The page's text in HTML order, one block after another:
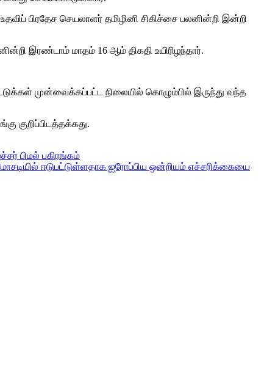
பிரதேச செயலாளர் தமிழினி சிகிச்சை பலனின்றி இன்றி
இரண்டாம் மாதம் 16 ஆம் திகதி உயிரிழந்தார்.
முன்வைக்கப்பட்ட நிலையில் கொழும்பில் இருந்து வந்த
குறிப்பிடத்தக்கது.
பிமல் பகிரங்கம்
ஈடுபட்டுள்ளதாக ஐரோப்பிய ஒன்றியம் எச்சரிக்கையை